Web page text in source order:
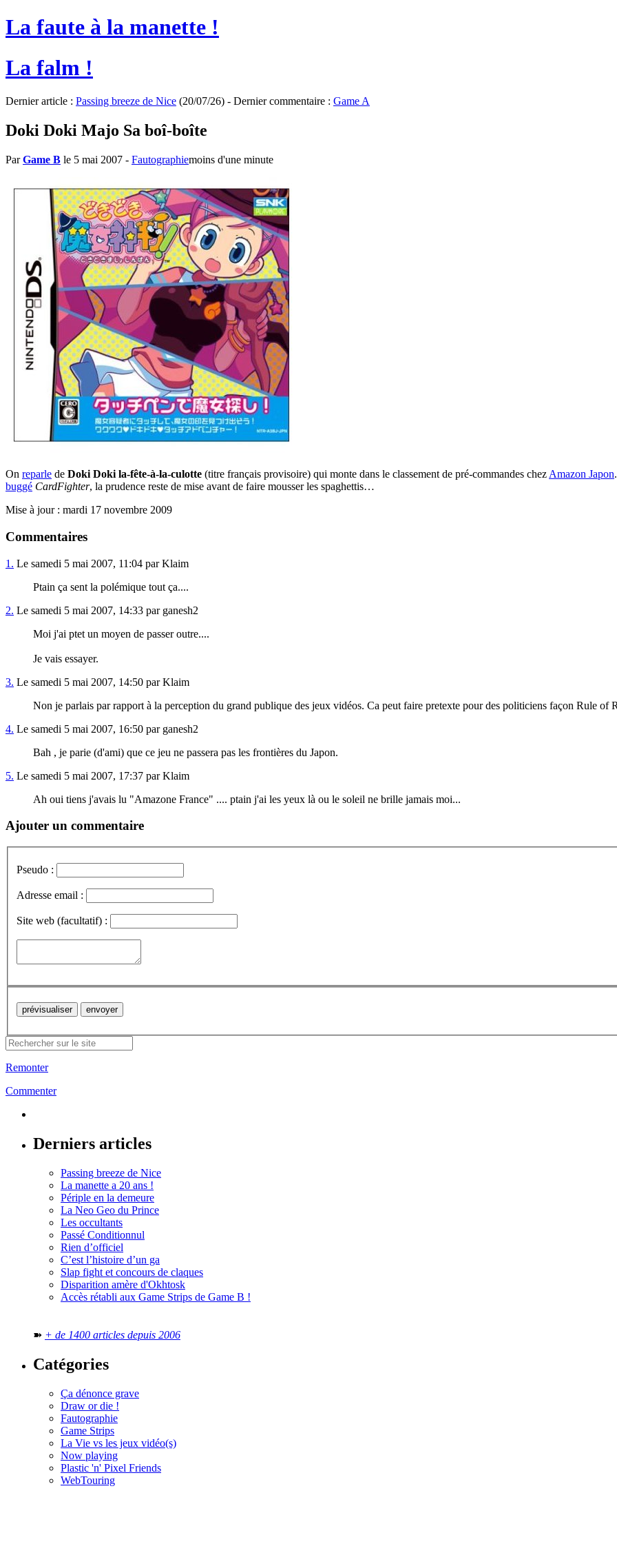
La faute à la manette !
La falm !
Dernier article : Passing breeze de Nice (20/07/26) - Dernier commentaire : Game A
Doki Doki Majo Sa boî-boîte
ParGame B le 5 mai 2007 - Fautographiemoins d'une minute
On reparle de Doki Doki la-fête-à-la-culotte (titre français provisoire) qui monte dans le classement de pré-commandes chez Amazon Japon
buggé CardFighter, la prudence reste de mise avant de faire mousser les spaghettis…
Mise à jour : mardi 17 novembre 2009
Commentaires
1. Le samedi 5 mai 2007, 11:04 par Klaim
Ptain ça sent la polémique tout ça....
2. Le samedi 5 mai 2007, 14:33 par ganesh2
Moi j'ai ptet un moyen de passer outre....
Je vais essayer.
3. Le samedi 5 mai 2007, 14:50 par Klaim
Non je parlais par rapport à la perception du grand publique des jeux vidéos. Ca peut faire pretexte pour des politiciens façon Rule of
4. Le samedi 5 mai 2007, 16:50 par ganesh2
Bah , je parie (d'ami) que ce jeu ne passera pas les frontières du Japon.
5. Le samedi 5 mai 2007, 17:37 par Klaim
Ah oui tiens j'avais lu "Amazone France" .... ptain j'ai les yeux là ou le soleil ne brille jamais moi...
Ajouter un commentaire
Pseudo :
Adresse email :
Site web (facultatif) :
Remonter
Commenter
Derniers articles
Passing breeze de Nice
La manette a 20 ans !
Périple en la demeure
La Neo Geo du Prince
Les occultants
Passé Conditionnul
Rien d’officiel
C’est l’histoire d’un ga
Slap fight et concours de claques
Disparition amère d'Okhtosk
Accès rétabli aux Game Strips de Game B !
➽ + de 1400 articles depuis 2006
Catégories
Ça dénonce grave
Draw or die !
Fautographie
Game Strips
La Vie vs les jeux vidéo(s)
Now playing
Plastic 'n' Pixel Friends
WebTouring